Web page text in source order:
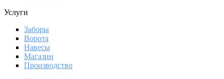
Услуги
Заборы
Ворота
Навесы
Магазин
Производство